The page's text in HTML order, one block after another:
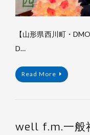
【山形県西川町・
D…
Read More
well f.m.一般